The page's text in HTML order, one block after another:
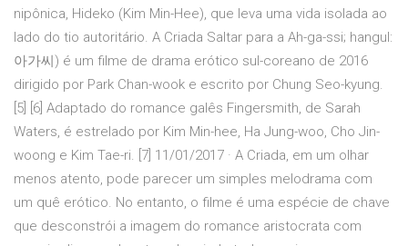
nipônica, Hideko (Kim Min-Hee), que leva uma vida isolada ao
lado do tio autoritário. A Criada Saltar para a Ah-ga-ssi; hangul:
아가씨) é um filme de drama erótico sul-coreano de 2016
dirigido por Park Chan-wook e escrito por Chung Seo-kyung.
[5] [6] Adaptado do romance galês Fingersmith, de Sarah
Waters, é estrelado por Kim Min-hee, Ha Jung-woo, Cho Jin-
woong e Kim Tae-ri. [7] 11/01/2017 · A Criada, em um olhar
menos atento, pode parecer um simples melodrama com
um quê erótico. No entanto, o filme é uma espécie de chave
que desconstrói a imagem do romance aristocrata com